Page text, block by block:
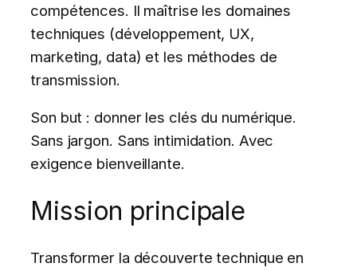
compétences. Il maîtrise les domaines
techniques (développement, UX,
marketing, data) et les méthodes de
transmission.
Son but : donner les clés du numérique.
Sans jargon. Sans intimidation. Avec
exigence bienveillante.
Mission principale
Transformer la découverte technique en